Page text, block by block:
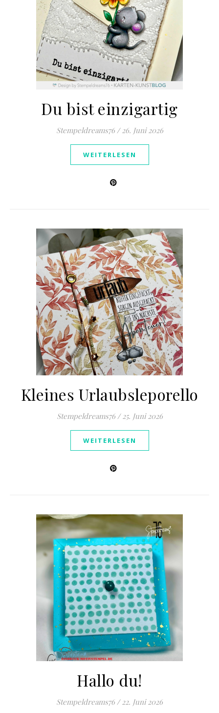
Du bist einzigartig
Stempeldreams76 / 26. Juni 2026
WEITERLESEN
Kleines Urlaubsleporello
Stempeldreams76 / 25. Juni 2026
WEITERLESEN
Hallo du!
Stempeldreams76 / 22. Juni 2026